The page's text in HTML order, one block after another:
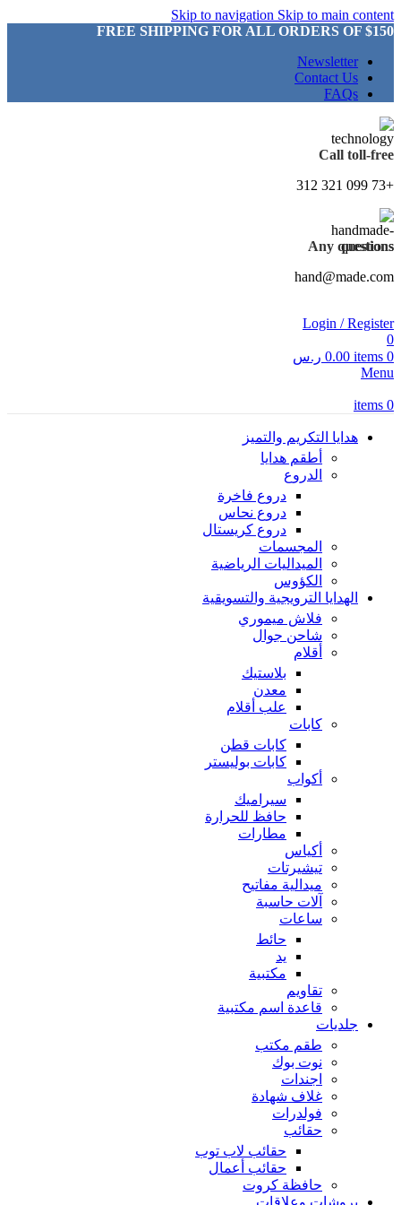
Skip to navigation Skip to main content
FREE SHIPPING FOR ALL ORDERS OF $150
Newsletter
Contact Us
FAQs
Call toll-free
+73 099 321 312
Any questions
hand@made.com
Login / Register
0
0
items
0.00 ر.س
Menu
0
items
هدايا التكريم والتميز
أطقم هدايا
الدروع
دروع فاخرة
دروع نحاس
دروع كريستال
المجسمات
الميداليات الرياضية
الكؤوس
الهدايا الترويجية والتسويقية
فلاش ميموري
شاحن جوال
أقلام
بلاستيك
معدن
علب أقلام
كابات
كابات قطن
كابات بوليستر
أكواب
سيراميك
حافظ للحرارة
مطارات
أكياس
تيشيرتات
ميدالية مفاتيح
آلات حاسبة
ساعات
حائط
يد
مكتبية
تقاويم
قاعدة اسم مكتبية
جلديات
طقم مكتب
نوت بوك
اجندات
غلاف شهادة
فولدرات
حقائب
حقائب لاب توب
حقائب أعمال
حافظة كروت
بروشات وعلاقات